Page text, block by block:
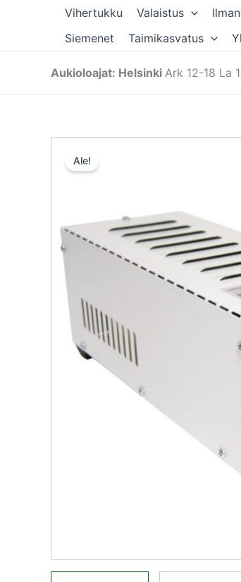
Vihertukku Valaistus
Siemenet
Taimikasvatus
Aukioloajat: Helsinki Ark 12-18 La
Ale!